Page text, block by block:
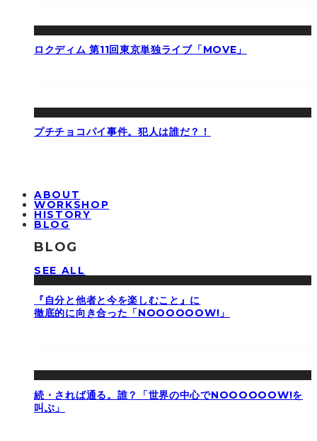
ロクディム 第11回東京単独ライブ「MOVE」
プチチョコパイ事件。犯人は誰だ？！
ABOUT
WORKSHOP
HISTORY
BLOG
BLOG
SEE ALL
『自分と他者と今を楽しむこと』に
徹底的に向き合った「NOOOOOOW!」
続・されば通る。誰？「世界の中心でNOOOOOOW!を
叫ぶ」